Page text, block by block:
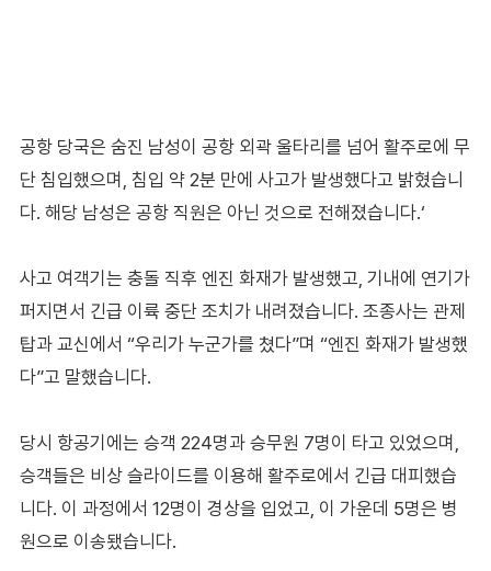
공항 당국은 숨진 남성이 공항 외곽 울타리를 넘어 활주로에 무
단 침입했으며, 침입 약 2분 만에 사고가 발생했다고 밝혔습니
다. 해당 남성은 공항 직원은 아닌 것으로 전해졌습니다.‘
사고 여객기는 충돌 직후 엔진 화재가 발생했고, 기내에 연기가
퍼지면서 긴급 이륙 중단 조치가 내려졌습니다. 조종사는 관제
탑과 교신에서 “우리가 누군가를 쳤다”며 “엔진 화재가 발생했
다”고 말했습니다.
당시 항공기에는 승객 224명과 승무원 7명이 타고 있었으며,
승객들은 비상 슬라이드를 이용해 활주로에서 긴급 대피했습
니다. 이 과정에서 12명이 경상을 입었고, 이 가운데 5명은 병
원으로 이송됐습니다.